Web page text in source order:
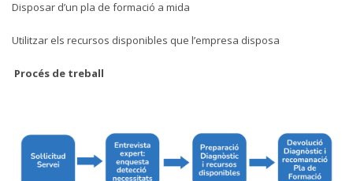
Disposar d’un pla de formació a mida
Utilitzar els recursos disponibles que l’empresa disposa
Procés de treball